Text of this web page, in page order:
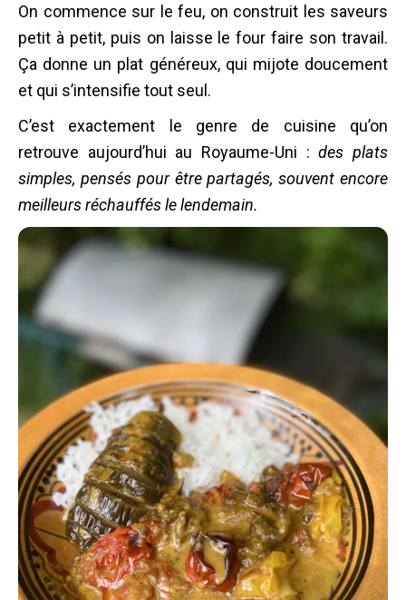
On commence sur le feu, on construit les saveurs
petit à petit, puis on laisse le four faire son travail.
Ça donne un plat généreux, qui mijote doucement
et qui s’intensifie tout seul.
C’est exactement le genre de cuisine qu’on
retrouve aujourd’hui au Royaume-Uni :des plats
simples, pensés pour être partagés, souvent encore
meilleurs réchauffés le lendemain.